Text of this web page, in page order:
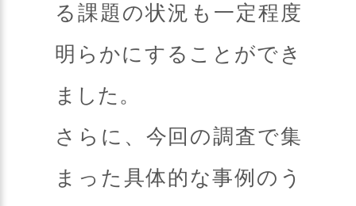
る課題の状況も一定程度
明らかにすることができ
ました。
さらに、今回の調査で集
まった具体的な事例のう